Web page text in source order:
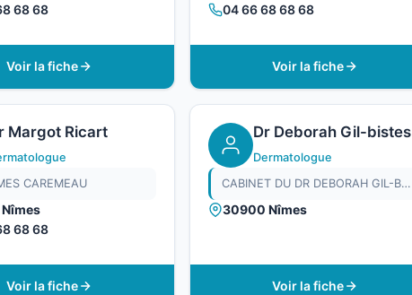
68 68
Voir la fiche
04 66 68 68 68
Voir la fiche
Margot Ricart
CAREMEAU
68 68
Voir la fiche
Dr Deborah Gil-bistes
Dermatologue
CABINET DU DR DEBORAH GIL-BISTES
30900 Nîmes
Voir la fiche